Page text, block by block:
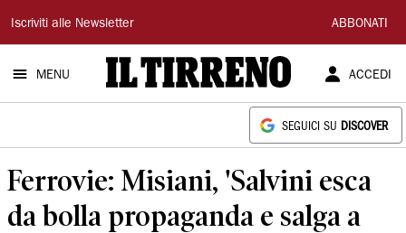
Il
Tirreno
Iscriviti alle Newsletter ABBONATI
MENU ACCEDI
SEGUICI SU DISCOVER
Ferrovie: Misiani, 'Salvini esca
da bolla propaganda e salga a